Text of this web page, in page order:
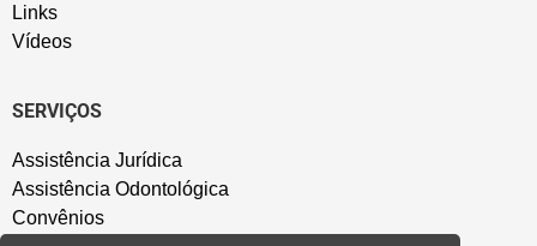
Links
Vídeos
SERVIÇOS
Assistência Jurídica
Assistência Odontológica
Convênios